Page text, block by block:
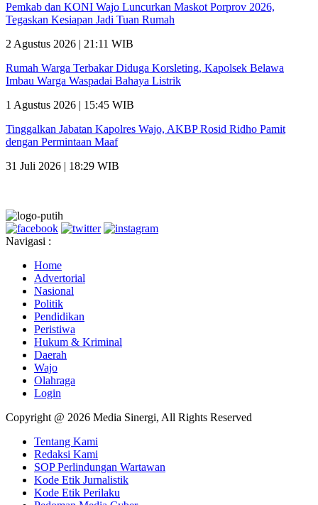
Pemkab dan KONI Wajo Luncurkan Maskot Porprov 2026,
Tegaskan Kesiapan Jadi Tuan Rumah
2 Agustus 2026 | 21:11 WIB
Rumah Warga Terbakar Diduga Korsleting, Kapolsek Belawa
Imbau Warga Waspadai Bahaya Listrik
1 Agustus 2026 | 15:45 WIB
Tinggalkan Jabatan Kapolres Wajo, AKBP Rosid Ridho Pamit
dengan Permintaan Maaf
31 Juli 2026 | 18:29 WIB
Navigasi :
Home
Advertorial
Nasional
Politik
Pendidikan
Peristiwa
Hukum & Kriminal
Daerah
Wajo
Olahraga
Login
Copyright @ 2026 Media Sinergi, All Rights Reserved
Tentang Kami
Redaksi Kami
SOP Perlindungan Wartawan
Kode Etik Jurnalistik
Kode Etik Perilaku